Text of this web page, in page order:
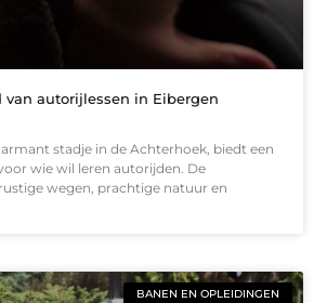
van autorijlessen in Eibergen
stadje in de Achterhoek, biedt een
wie wil leren autorijden. De
wegen, prachtige natuur en
BANEN EN OPLEIDINGEN